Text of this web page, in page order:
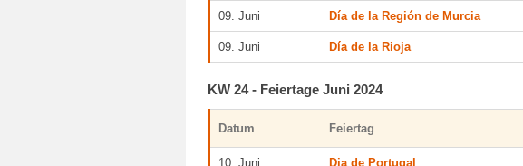
09. Juni Día de la Región de Murcia
09. Juni Día de la Rioja
KW 24 - Feiertage Juni 2024
Datum Feiertag
10. Juni Dia de Portugal